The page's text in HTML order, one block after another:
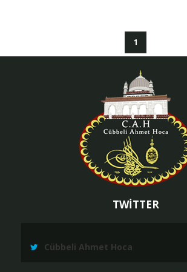
1
TWİTTER
Cübbeli Ahmet Hoca